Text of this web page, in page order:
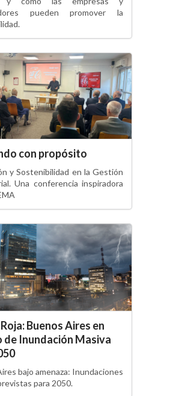
pueden promover la
con propósito
y Sostenibilidad en la Gestión
Una conferencia inspiradora
Buenos Aires en
de Inundación Masiva
bajo amenaza: Inundaciones
para 2050.